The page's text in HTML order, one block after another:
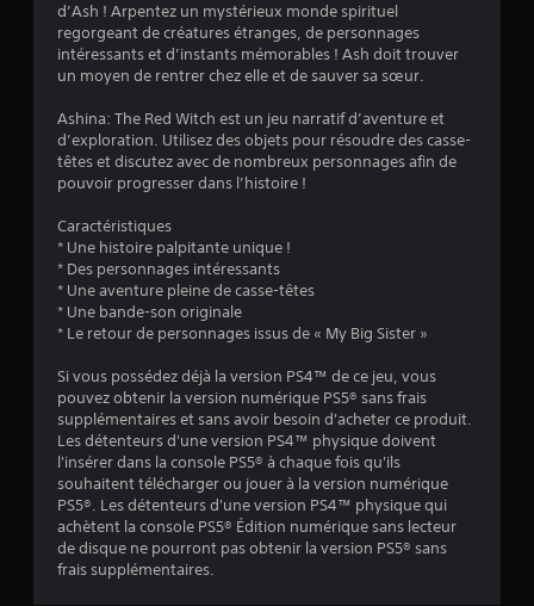
.
6
i
l
e
s
s
d’Ash ! Arpentez un mystérieux monde spirituel
regorgeant de créatures étranges, de personnages
intéressants et d’instants mémorables ! Ash doit trouver
un moyen de rentrer chez elle et de sauver sa sœur.
Ashina: The Red Witch est un jeu narratif d’aventure et
d’exploration. Utilisez des objets pour résoudre des casse-
têtes et discutez avec de nombreux personnages afin de
pouvoir progresser dans l’histoire !
Caractéristiques
* Une histoire palpitante unique !
* Des personnages intéressants
* Une aventure pleine de casse-têtes
* Une bande-son originale
* Le retour de personnages issus de « My Big Sister »
Si vous possédez déjà la version PS4™ de ce jeu, vous
pouvez obtenir la version numérique PS5® sans frais
supplémentaires et sans avoir besoin d'acheter ce produit.
Les détenteurs d'une version PS4™ physique doivent
l'insérer dans la console PS5® à chaque fois qu'ils
souhaitent télécharger ou jouer à la version numérique
PS5®. Les détenteurs d'une version PS4™ physique qui
achètent la console PS5® Édition numérique sans lecteur
de disque ne pourront pas obtenir la version PS5® sans
frais supplémentaires.